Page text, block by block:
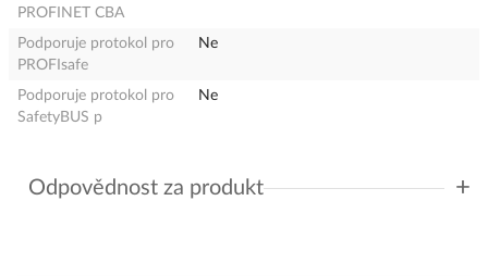
PROFINET CBA
Podporuje protokol pro
PROFIsafe
Ne
Podporuje protokol pro
SafetyBUS p
Ne
GPSR Details
Odpovědnost za produkt +